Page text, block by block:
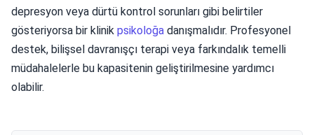
depresyon veya dürtü kontrol sorunları gibi belirtiler
gösteriyorsa bir klinik psikoloğa danışmalıdır. Profesyonel
destek, bilişsel davranışçı terapi veya farkındalık temelli
müdahalelerle bu kapasitenin geliştirilmesine yardımcı
olabilir.